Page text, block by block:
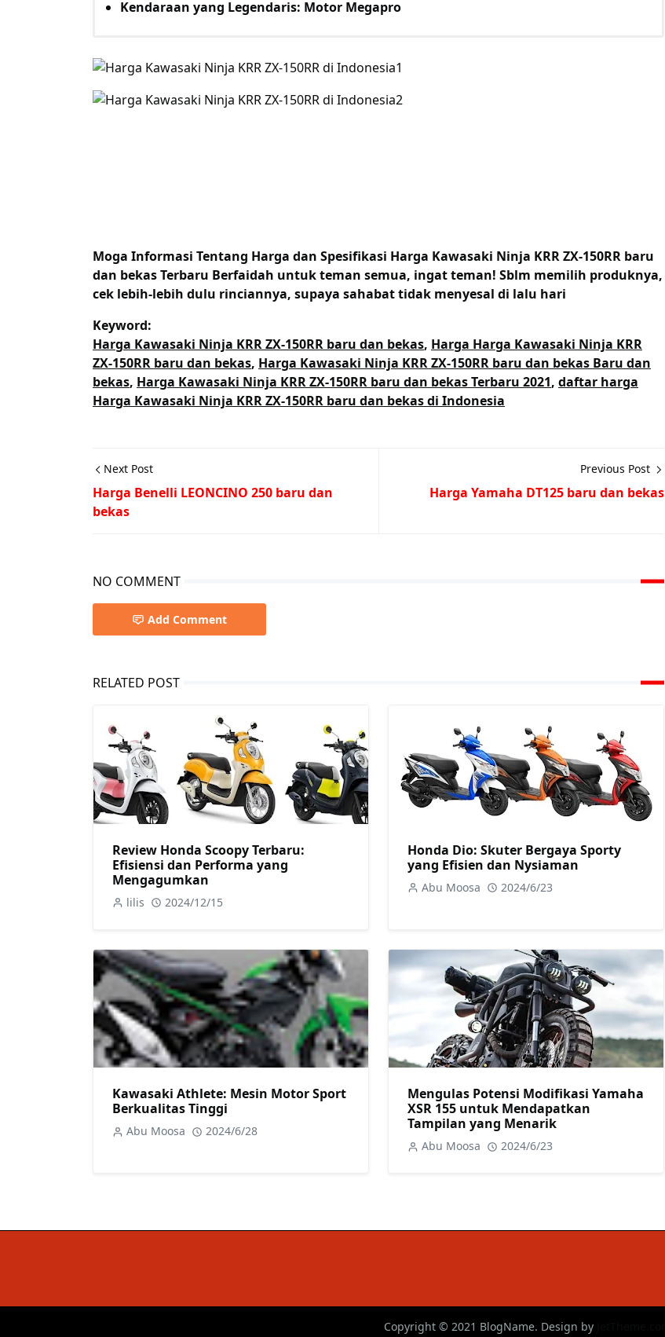
Kendaraan yang Legendaris: Motor Megapro
Moga Informasi Tentang Harga dan Spesifikasi Harga Kawasaki Ninja KRR ZX-150RR baru
dan bekas Terbaru Berfaidah untuk teman semua, ingat teman! Sblm memilih produknya,
cek lebih-lebih dulu rinciannya, supaya sahabat tidak menyesal di lalu hari
Keyword:
Harga Kawasaki Ninja KRR ZX-150RR baru dan bekas, Harga Harga Kawasaki Ninja KRR
ZX-150RR baru dan bekas, Harga Kawasaki Ninja KRR ZX-150RR baru dan bekas Baru dan
bekas, Harga Kawasaki Ninja KRR ZX-150RR baru dan bekas Terbaru 2021, daftar harga
Harga Kawasaki Ninja KRR ZX-150RR baru dan bekas di Indonesia
Next Post
Harga Benelli LEONCINO 250 baru dan
bekas
Previous Post
Harga Yamaha DT125 baru dan bekas
NO COMMENT
Add Comment
RELATED POST
Review Honda Scoopy Terbaru:
Efisiensi dan Performa yang
Mengagumkan
lilis 2024/12/15
Honda Dio: Skuter Bergaya Sporty
yang Efisien dan Nysiaman
Abu Moosa 2024/6/23
Kawasaki Athlete: Mesin Motor Sport
Berkualitas Tinggi
Abu Moosa 2024/6/28
Mengulas Potensi Modifikasi Yamaha
XSR 155 untuk Mendapatkan
Tampilan yang Menarik
Abu Moosa 2024/6/23
Copyright © 2021 BlogName. Design by